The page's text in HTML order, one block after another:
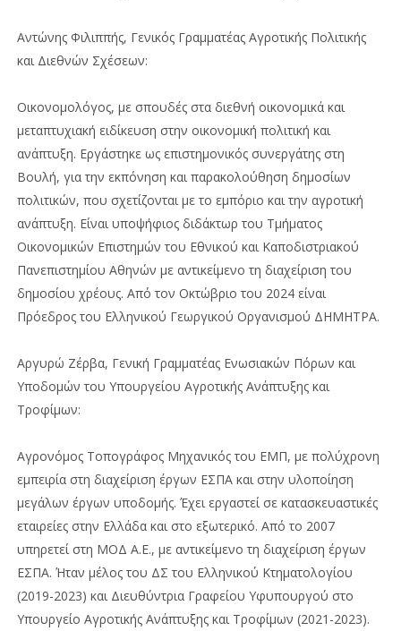
Αντώνης Φιλιππής, Γενικός Γραμματέας Αγροτικής Πολιτικής
και Διεθνών Σχέσεων:
Οικονομολόγος, με σπουδές στα διεθνή οικονομικά και
μεταπτυχιακή ειδίκευση στην οικονομική πολιτική και
ανάπτυξη. Εργάστηκε ως επιστημονικός συνεργάτης στη
Βουλή, για την εκπόνηση και παρακολούθηση δημοσίων
πολιτικών, που σχετίζονται με το εμπόριο και την αγροτική
ανάπτυξη. Είναι υποψήφιος διδάκτωρ του Τμήματος
Οικονομικών Επιστημών του Εθνικού και Καποδιστριακού
Πανεπιστημίου Αθηνών με αντικείμενο τη διαχείριση του
δημοσίου χρέους. Από τον Οκτώβριο του 2024 είναι
Πρόεδρος του Ελληνικού Γεωργικού Οργανισμού ΔΗΜΗΤΡΑ.
Αργυρώ Ζέρβα, Γενική Γραμματέας Ενωσιακών Πόρων και
Υποδομών του Υπουργείου Αγροτικής Ανάπτυξης και
Τροφίμων:
Αγρονόμος Τοπογράφος Μηχανικός του ΕΜΠ, με πολύχρονη
εμπειρία στη διαχείριση έργων ΕΣΠΑ και στην υλοποίηση
μεγάλων έργων υποδομής. Έχει εργαστεί σε κατασκευαστικές
εταιρείες στην Ελλάδα και στο εξωτερικό. Από το 2007
υπηρετεί στη ΜΟΔ Α.Ε., με αντικείμενο τη διαχείριση έργων
ΕΣΠΑ. Ήταν μέλος του ΔΣ του Ελληνικού Κτηματολογίου
(2019-2023) και Διευθύντρια Γραφείου Υφυπουργού στο
Υπουργείο Αγροτικής Ανάπτυξης και Τροφίμων (2021-2023).